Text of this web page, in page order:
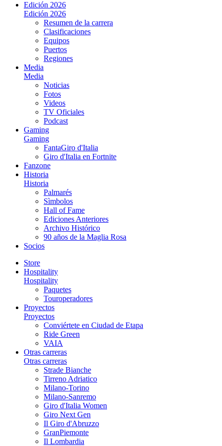
Edición 2026
Edición 2026
Resumen de la carrera
Clasificaciones
Equipos
Puertos
Regiones
Media
Media
Noticias
Fotos
Videos
TV Oficiales
Podcast
Gaming
Gaming
FantaGiro d'Italia
Giro d'Italia en Fortnite
Fanzone
Historia
Historia
Palmarés
Sìmbolos
Hall of Fame
Ediciones Anteriores
Archivo Histórico
90 años de la Maglia Rosa
Socios
Store
Hospitality
Hospitality
Paquetes
Touroperadores
Proyectos
Proyectos
Conviértete en Ciudad de Etapa
Ride Green
VAIA
Otras carreras
Otras carreras
Strade Bianche
Tirreno Adriatico
Milano-Torino
Milano-Sanremo
Giro d'Italia Women
Giro Next Gen
Il Giro d'Abruzzo
GranPiemonte
Il Lombardia